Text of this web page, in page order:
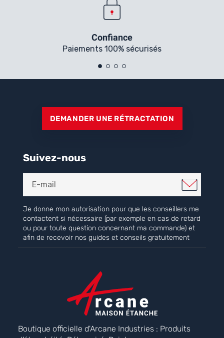
Confiance
Paiements 100% sécurisés
DEMANDER UNE RÉTRACTATION
Suivez-nous
Je donne mon autorisation pour que les conseillers me
contactent si nécessaire (par exemple en cas de retard
ou pour toute question concernant ma commande) et
afin de recevoir nos guides et conseils gratuitement
Boutique officielle d'Arcane Industries : Produits